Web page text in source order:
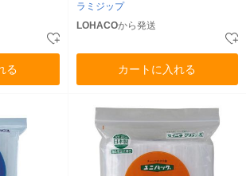
る
ラミジップ
LOHACOから発送
カートに入れる